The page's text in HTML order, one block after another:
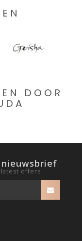
DOOR
offers